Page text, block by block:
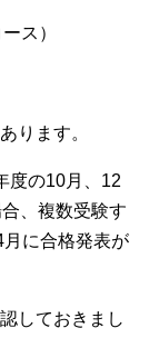
ス）
ります。
度の10月、12
、複数受験す
に合格発表が
しておきまし